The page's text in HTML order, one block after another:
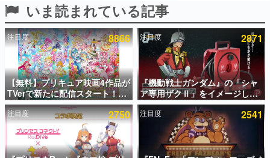
ピックアップ
電ファミのいま読まれている記事ランキング
アプリセール情報
インタビュー
連載・特集一覧
殿堂入り記事
いま読まれている記事
注目度 8866
【無料】プリキュア映画4作品が
TVerで新たに配信スタート！な
んと2018年～2024年の映画ほぼ
すべてが見放題に、ぶっちゃけ
ありえないラインナップ
注目度 2871
『機動戦士ガンダム』の「シャ
ア専用ザクⅡ」をイメージした
散水ホースリールが予約開始。
本体にはシャアのパーソナルマ
ークやジオン公国軍のエンブレ
ム、型式番号などを配置
注目度 2750 注目度 2541